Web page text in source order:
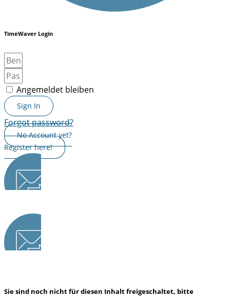
TimeWaver Login
Angemeldet bleiben
Sign In
Forgot password?
No Account yet?
Register here!
Sie sind noch nicht für diesen Inhalt freigeschaltet, bitte